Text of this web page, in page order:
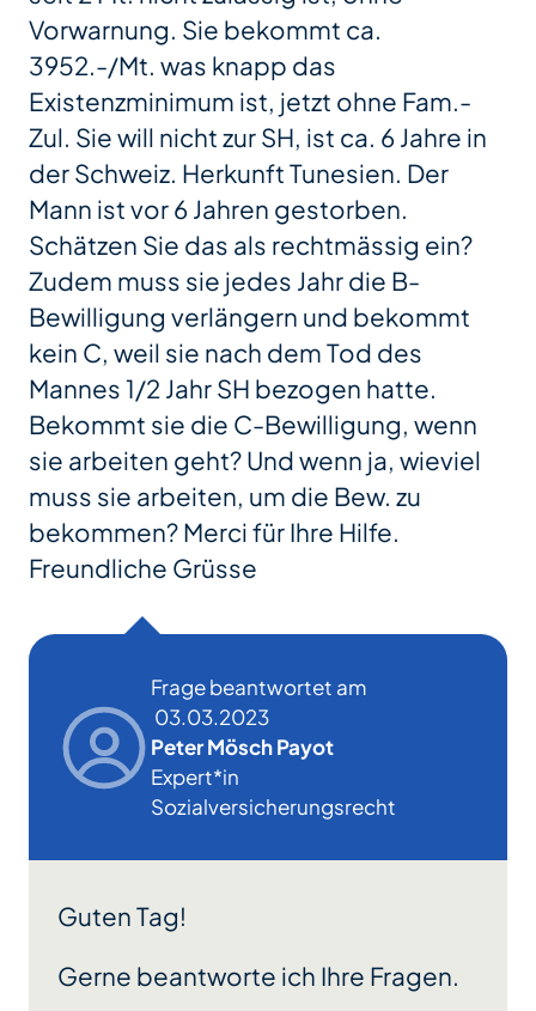
Vorwarnung. Sie bekommt ca.
3952.-/Mt. was knapp das
Existenzminimum ist, jetzt ohne Fam.-
Zul. Sie will nicht zur SH, ist ca. 6 Jahre in
der Schweiz. Herkunft Tunesien. Der
Mann ist vor 6 Jahren gestorben.
Schätzen Sie das als rechtmässig ein?
Zudem muss sie jedes Jahr die B-
Bewilligung verlängern und bekommt
kein C, weil sie nach dem Tod des
Mannes 1/2 Jahr SH bezogen hatte.
Bekommt sie die C-Bewilligung, wenn
sie arbeiten geht? Und wenn ja, wieviel
muss sie arbeiten, um die Bew. zu
bekommen? Merci für Ihre Hilfe.
Freundliche Grüsse
Frage beantwortet am
03.03.2023
Peter Mösch Payot
Expert*in
Sozialversicherungsrecht
Guten Tag!
Gerne beantworte ich Ihre Fragen.